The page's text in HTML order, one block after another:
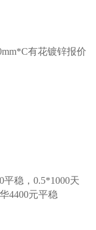
有花镀锌报价
平稳，0.5*1000天
4400元平稳